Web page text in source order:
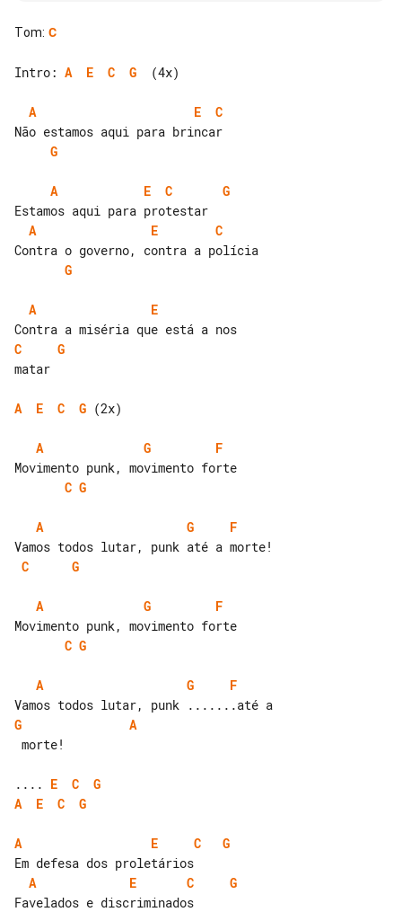
Tom: C
Intro: A E C G
  (4x)
A E
C
G
A E C
G
A
E
C
G
A
E
C
G
matar
A E C G (2x)
A G
F
C G
A G
F
C
G
A G
F
C G
A G
F
G
A
.... E C
G
A
E C G
A E C
G
A
E C
G